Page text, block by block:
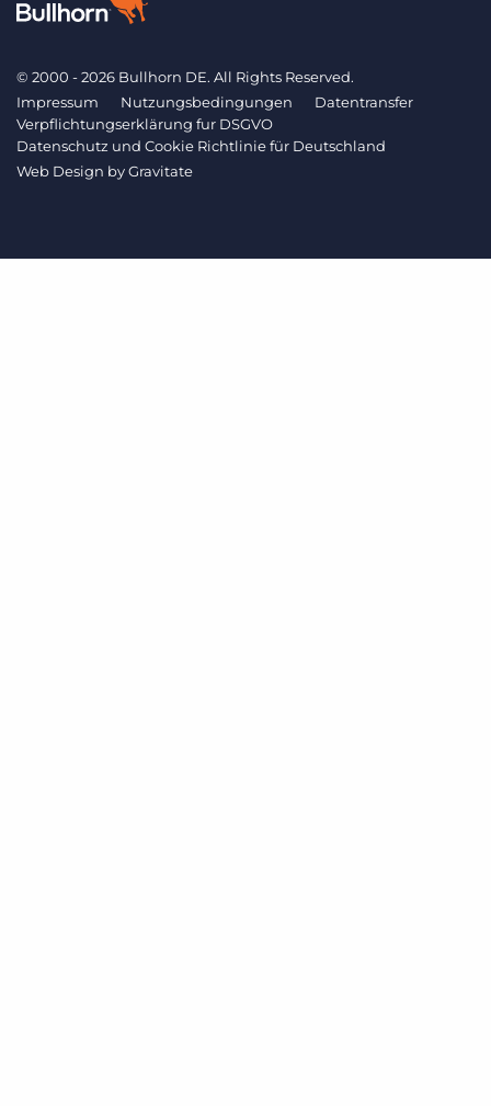
© 2000 - 2026 Bullhorn DE. All Rights Reserved.
Impressum
Nutzungsbedingungen
Datentransfer
Verpflichtungserklärung fur DSGVO
Datenschutz und Cookie Richtlinie für Deutschland
Web Design byGravitate